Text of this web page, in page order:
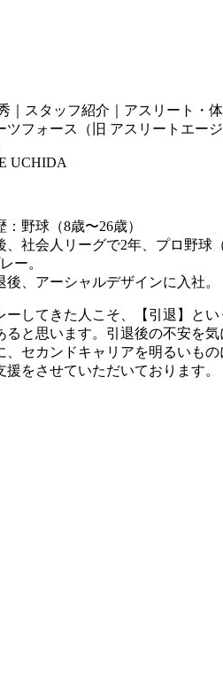
UCHIDA
：野球（8歳〜26歳）
、社会人リーグで2年、プロ野球
ー。
後、アーシャルデザインに入社。
ーしてきた人こそ、【引退】と
ると思います。引退後の不安を
、セカンドキャリアを明るいも
援をさせていただいております。